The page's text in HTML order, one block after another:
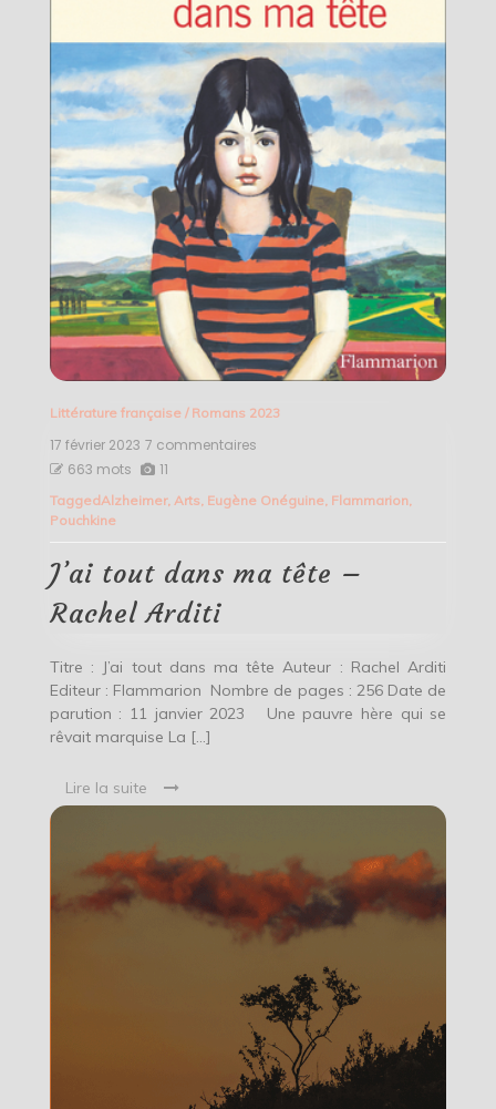
Littérature française/ Romans 2023
17 février 2023 7 commentaires
dans
Rachel
663 mots 11
TaggedAlzheimer, Arts Eugène Onéguine, Flammarion,
Pouchkine
J’ai tout dans ma tête –
Rachel Arditi
Titre : J’ai tout dans ma tête Auteur : Rachel Arditi
Editeur : Flammarion Nombre de pages : 256 Date de
parution : 11 janvier 2023 Une pauvre hère qui se
rêvait marquise La […]
Lire la suite